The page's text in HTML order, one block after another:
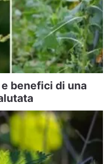
benefici di una